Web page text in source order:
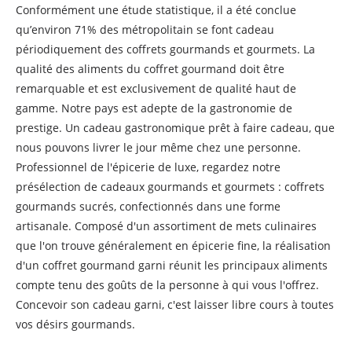
Conformément une étude statistique, il a été conclue
qu’environ 71% des métropolitain se font cadeau
périodiquement des coffrets gourmands et gourmets. La
qualité des aliments du coffret gourmand doit être
remarquable et est exclusivement de qualité haut de
gamme. Notre pays est adepte de la gastronomie de
prestige. Un cadeau gastronomique prêt à faire cadeau, que
nous pouvons livrer le jour même chez une personne.
Professionnel de l'épicerie de luxe, regardez notre
présélection de cadeaux gourmands et gourmets : coffrets
gourmands sucrés, confectionnés dans une forme
artisanale. Composé d'un assortiment de mets culinaires
que l'on trouve généralement en épicerie fine, la réalisation
d'un coffret gourmand garni réunit les principaux aliments
compte tenu des goûts de la personne à qui vous l'offrez.
Concevoir son cadeau garni, c'est laisser libre cours à toutes
vos désirs gourmands.